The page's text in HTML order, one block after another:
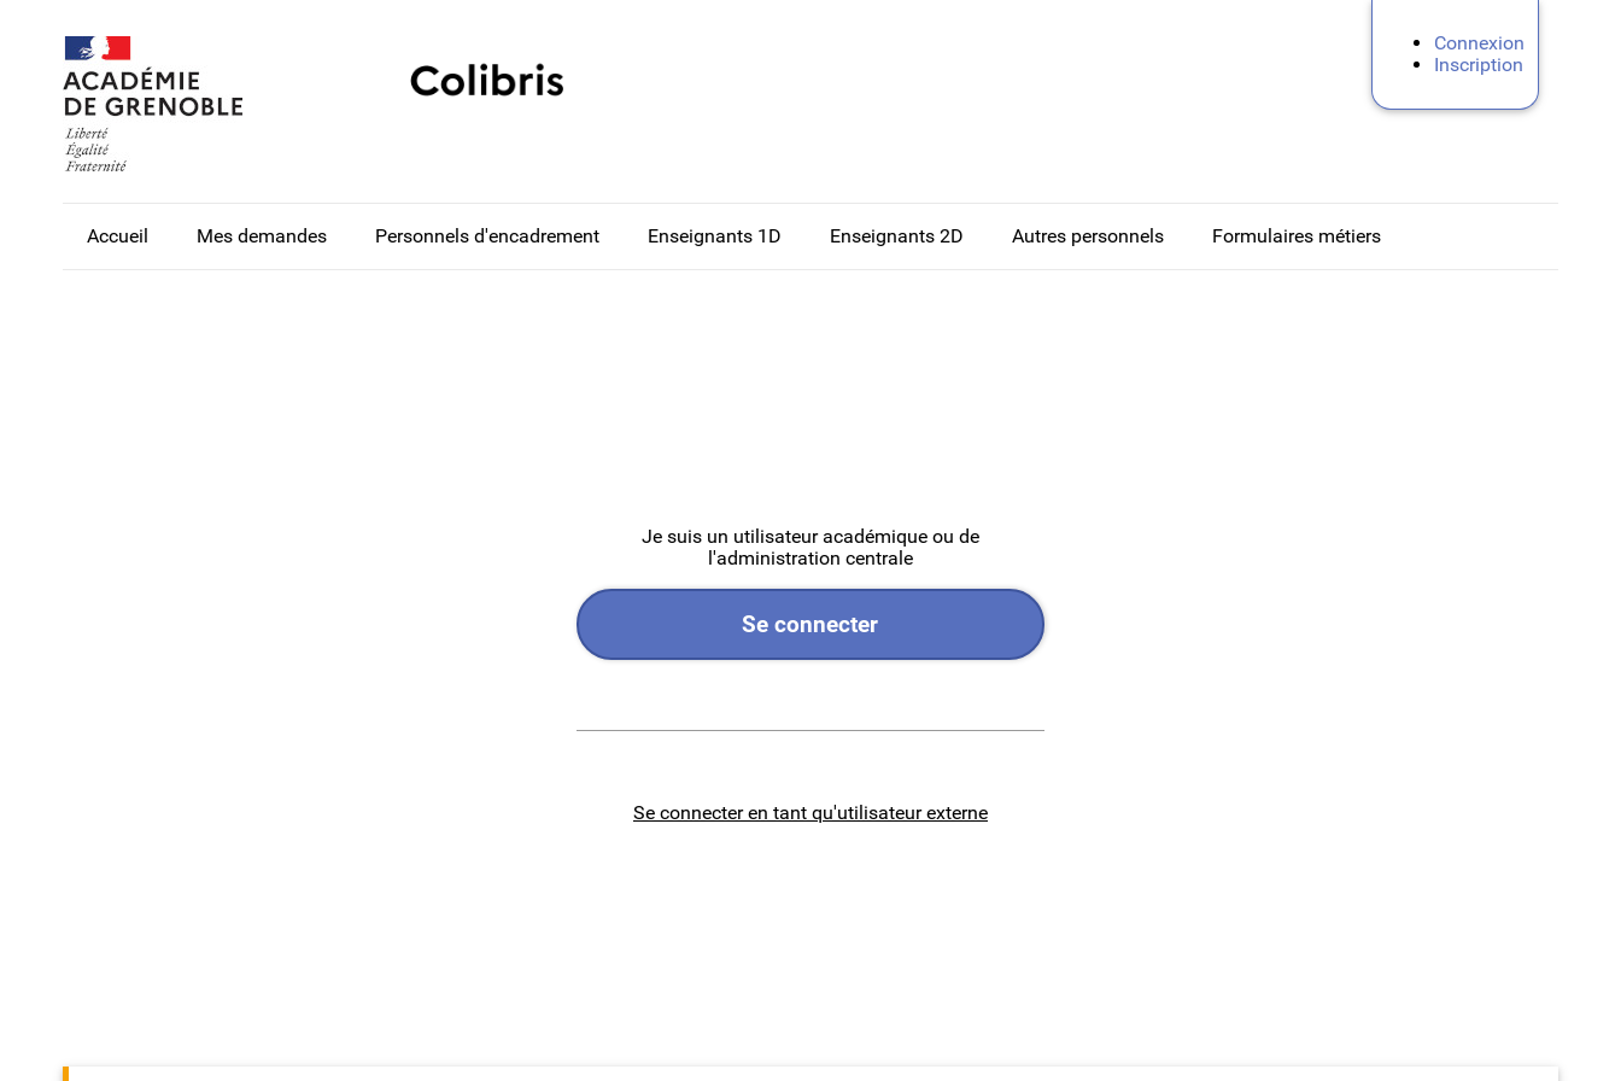
Connexion
Inscription
Accueil Mes demandes Personnels d'encadrement Enseignants 1D Enseignants 2D Autres personnels Formulaires métiers
Je suis un utilisateur académique ou de
l'administration centrale
Se connecter
Se connecter en tant qu'utilisateur externe